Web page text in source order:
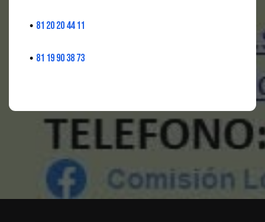
• 81 20 20 44 11
• 81 19 90 38 73
Te puede interesar